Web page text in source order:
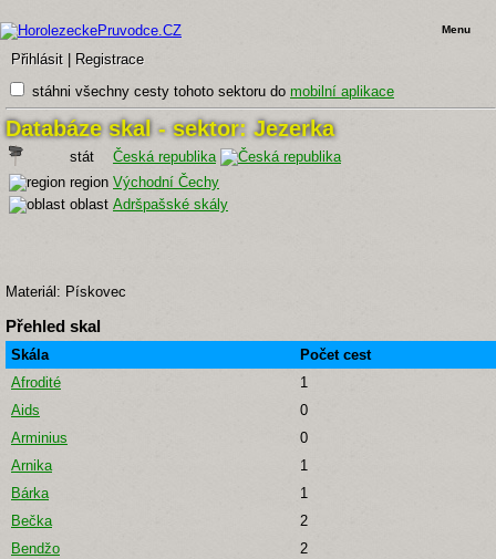
Přihlásit Registrace
Menu
stáhni všechny cesty tohoto sektoru do mobilní aplikace
Databáze skal - sektor: Jezerka
stát
Česká republika
region Východní Čechy
oblast Adršpašské skály
Materiál: Pískovec
Přehled skal
Skála
Počet cest
Afrodité
1
Aids
0
Arminius
0
Arnika
1
Bárka
1
Bečka
2
Bendžo
2